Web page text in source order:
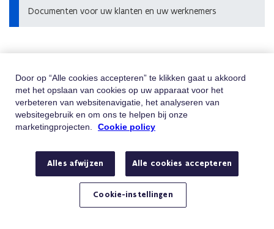
Documenten voor uw klanten en uw werknemers
Vindt u niet wat u zoekt? Contacteer ons
Telefoon
Bel 02/547.54.93
Hebt u een vraag of klacht?
Door op “Alle cookies accepteren” te klikken gaat u akkoord
met het opslaan van cookies op uw apparaat voor het
verbeteren van websitenavigatie, het analyseren van
websitegebruik en om ons te helpen bij onze
marketingprojecten.
Cookie policy
Alles afwijzen Alle cookies accepteren
Cookie-instellingen